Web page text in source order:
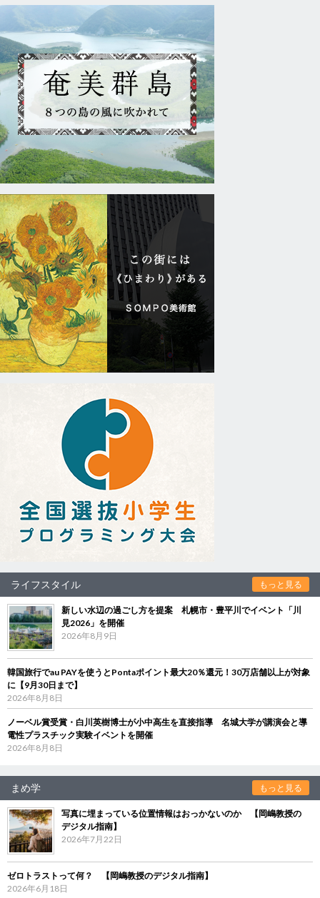
ライフスタイル もっと見る
新しい水辺の過ごし方を提案 札幌市・豊平川でイベント「川
見2026」を開催
2026年8月9日
韓国旅行でau PAYを使うとPontaポイント最大20％還元！30万店舗以上が対象
に【9月30日まで】
2026年8月8日
ノーベル賞受賞・白川英樹博士が小中高生を直接指導 名城大学が講演会と導
電性プラスチック実験イベントを開催
2026年8月8日
まめ学 もっと見る
写真に埋まっている位置情報はおっかないのか 【岡嶋教授の
デジタル指南】
2026年7月22日
ゼロトラストって何？ 【岡嶋教授のデジタル指南】
2026年6月18日